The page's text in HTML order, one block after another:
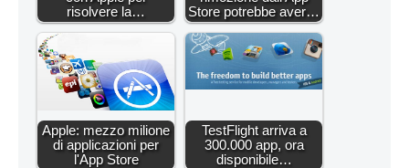
risolvere la…
Store potrebbe aver…
Apple: mezzo milione
di applicazioni per
l'App Store
TestFlight arriva a
300.000 app, ora
disponibile…